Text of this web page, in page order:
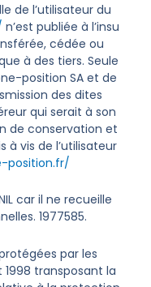
de l’utilisateur du
n’est publiée à l’insu
cédée ou
à des tiers. Seule
position SA et de
des dites
qui serait à son
de conservation et
à vis de l’utilisateur
position.fr/
car il ne recueille
1977585.
par les
1998 transposant la